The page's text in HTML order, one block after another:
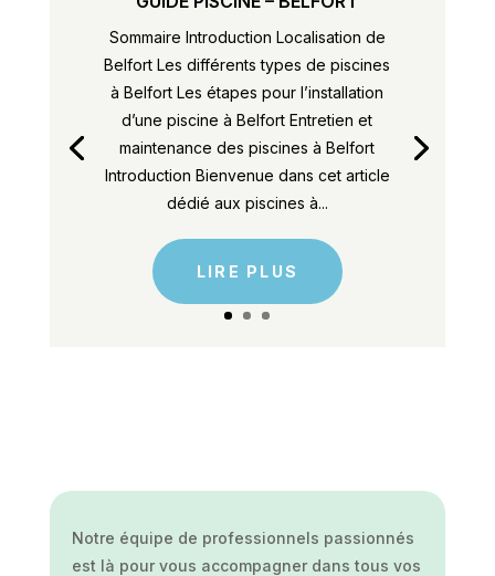
Sommaire Introduction Localisation de
Belfort Les différents types de piscines
à Belfort Les étapes pour l’installation
d’une piscine à Belfort Entretien et
maintenance des piscines à Belfort
Introduction Bienvenue dans cet article
dédié aux piscines à...
LIRE PLUS
Notre équipe de professionnels passionnés
est là pour vous accompagner dans tous vos